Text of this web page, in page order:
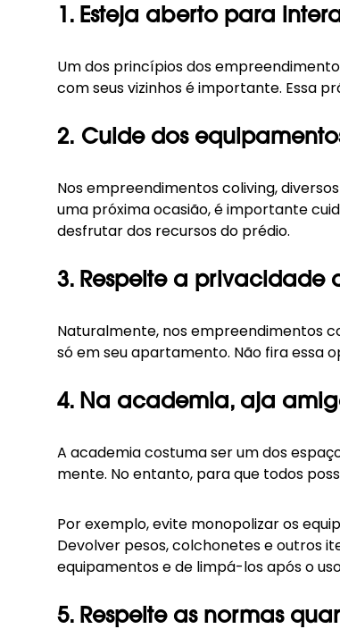
1. Esteja aberto para
Um dos princípios dos
com seus vizinhos é importante. Essa
2. Cuide dos
Nos empreendimentos coliving,
uma próxima ocasião, é importante
desfrutar dos recursos do prédio.
3. Respeite a privacidade
Naturalmente, nos empreendimentos
só em seu apartamento. Não fira essa
4. Na academia, aja
A academia costuma ser um dos
mente. No entanto, para que todos
Por exemplo, evite monopolizar os
Devolver pesos, colchonetes e outros
equipamentos e de limpá-los após o
5. Respeite as normas